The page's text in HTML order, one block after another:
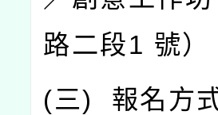
路二段1 號）
(三) 報名方